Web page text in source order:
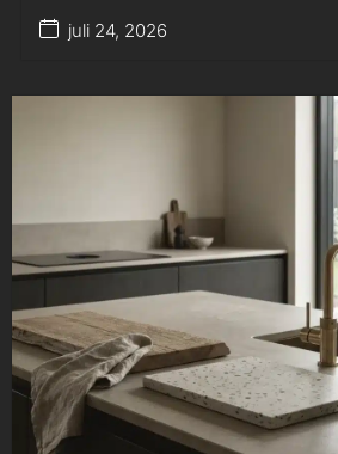
juli 24, 2026